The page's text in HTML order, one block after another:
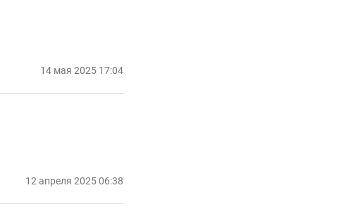
14 мая 2025 17:04
12 апреля 2025 06:38